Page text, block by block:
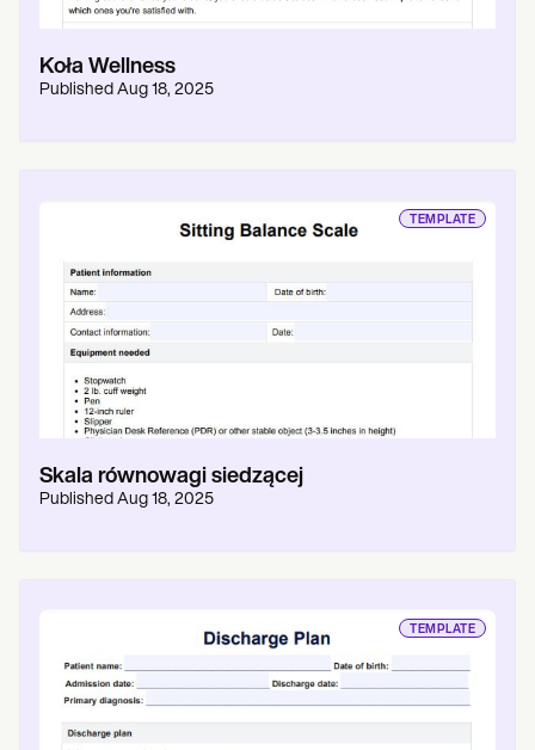
Koła Wellness
Published Aug 18, 2025
TEMPLATE
Skala równowagi siedzącej
Published Aug 18, 2025
TEMPLATE